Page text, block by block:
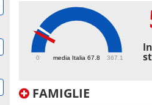
media Italia 67.8
0 367.1
FAMIGLIE